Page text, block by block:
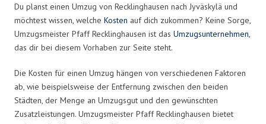
Du planst einen Umzug von Recklinghausen nach Jyväskylä und
möchtest wissen, welche Kosten auf dich zukommen? Keine Sorge,
Umzugsmeister Pfaff Recklinghausen ist das Umzugsunternehmen,
das dir bei diesem Vorhaben zur Seite steht.
Die Kosten für einen Umzug hängen von verschiedenen Faktoren
ab, wie beispielsweise der Entfernung zwischen den beiden
Städten, der Menge an Umzugsgut und den gewünschten
Zusatzleistungen. Umzugsmeister Pfaff Recklinghausen bietet